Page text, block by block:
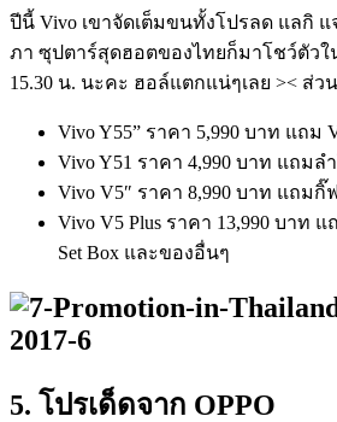
ปีนี้ Vivo เขาจัดเต็มขนทั้งโปรลด แลกิ
ภา ซุปตาร์สุดฮอตของไทยก็มาโชว์ตัวใ
15.30 น. นะคะ ฮอล์แตกแน่ๆเลย >< ส่
Vivo Y55” ราคา 5,990 บาท แถม
Vivo Y51 ราคา 4,990 บาท แถม
Vivo V5″ ราคา 8,990 บาท แถม
Vivo V5 Plus ราคา 13,990 บาท
Set Box และของอื่นๆ
5. โปรเด็ดจาก OPPO